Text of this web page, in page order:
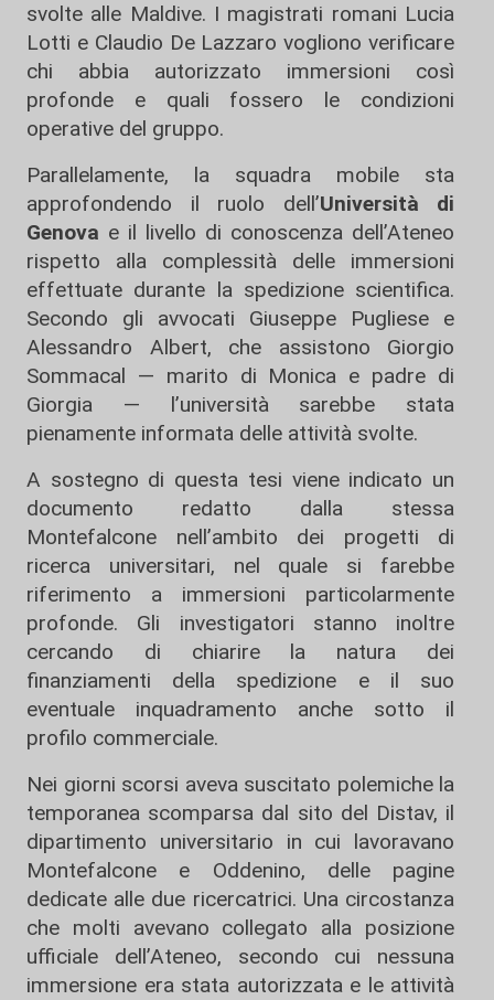
svolte alle Maldive. I magistrati romani Lucia
Lotti e Claudio De Lazzaro vogliono verificare
chi abbia autorizzato immersioni così
profonde e quali fossero le condizioni
operative del gruppo.
Parallelamente, la squadra mobile sta
approfondendo il ruolo dell’Università di
Genova e il livello di conoscenza dell’Ateneo
rispetto alla complessità delle immersioni
effettuate durante la spedizione scientifica.
Secondo gli avvocati Giuseppe Pugliese e
Alessandro Albert, che assistono Giorgio
Sommacal — marito di Monica e padre di
Giorgia — l’università sarebbe stata
pienamente informata delle attività svolte.
A sostegno di questa tesi viene indicato un
documento redatto dalla stessa
Montefalcone nell’ambito dei progetti di
ricerca universitari, nel quale si farebbe
riferimento a immersioni particolarmente
profonde. Gli investigatori stanno inoltre
cercando di chiarire la natura dei
finanziamenti della spedizione e il suo
eventuale inquadramento anche sotto il
profilo commerciale.
Nei giorni scorsi aveva suscitato polemiche la
temporanea scomparsa dal sito del Distav, il
dipartimento universitario in cui lavoravano
Montefalcone e Oddenino, delle pagine
dedicate alle due ricercatrici. Una circostanza
che molti avevano collegato alla posizione
ufficiale dell’Ateneo, secondo cui nessuna
immersione era stata autorizzata e le attività